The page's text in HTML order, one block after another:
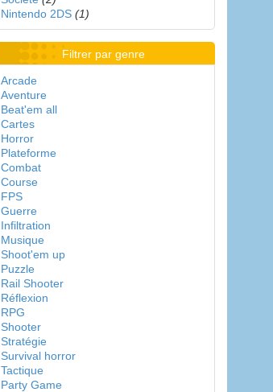
Nintendo 2DS (1)
Filtrer par genre
Arcade
Aventure
Beat'em all
Cartes
Horror
Plateforme
Combat
Course
FPS
Guerre
Infiltration
Musique
Shoot'em up
Puzzle
Rail Shooter
Réflexion
RPG
Shooter
Stratégie
Survival horror
Tactique
Party Game